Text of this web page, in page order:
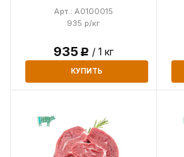
935 р/кг
Арт.: A0100015
935Р / 1 кг
КУПИТЬ